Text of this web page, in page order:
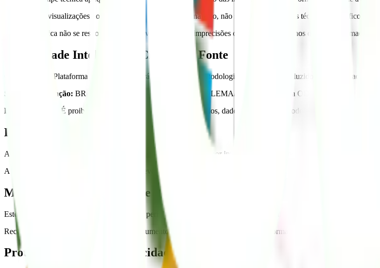
As análises e visualizações possuem caráter informativo e analítico, não substituindo estudos técnicos específicos,
A equipe técnica não se responsabiliza por eventuais erros, imprecisões ou desatualizações nos dados e informações
Propriedade Intelectual e Citação de Fonte
O conteúdo da Plataforma ODSR (textos, gráficos, painéis e metodologias) pode ser reproduzido para fins
Sugestão de citação: BRASIL. Ministério da Igualdade Racial; LEMA/UFPB. Plataforma ODS Racial (ODSR).
Licença de Uso:
É proibida a exploração comercial dos conteúdos, dados tratados ou metodologias da plataforma
Limitação de Responsabilidade
A coordenação da Plataforma ODS Racial não se responsabiliza por interpretações equivocadas ou decisões
A plataforma não será responsabilizada por eventuais danos decorrentes do uso indevido ou da indisponibilidade
Modificações dos Termos de Uso
Estes Termos de Uso podem ser atualizados periodicamente para refletir melhorias técnicas ou mudanças legais.
Recomenda-se que o usuário revise este documento regularmente para manter-se informado sobre eventuais
Proteção de Dados e Privacidade (LGPD)